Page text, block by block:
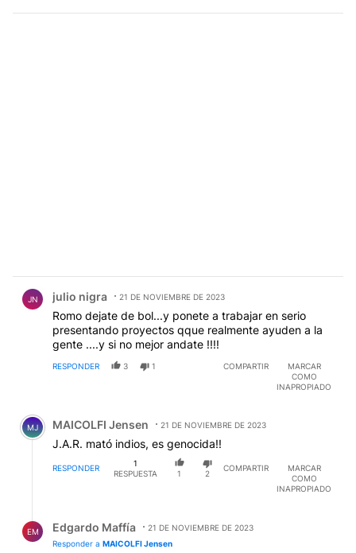
JN julio nigra 21 DE NOVIEMBRE DE 2023
Romo dejate de bol...y ponete a trabajar en serio
presentando proyectos qque realmente ayuden a la
gente ....y si no mejor andate !!!!
RESPONDER 3 1 COMPARTIR
MARCAR
COMO
INAPROPIADO
Comentario de MAICOLFI Jensen.
MJ MAICOLFI Jensen 21 DE NOVIEMBRE DE 2023
J.A.R. mató indios, es genocida!!
RESPONDER
1
RESPUESTA
1 2
COMPARTIR
MARCAR
COMO
INAPROPIADO
EM Edgardo Maffía
21 DE NOVIEMBRE DE 2023
Responder a MAICOLFI Jensen